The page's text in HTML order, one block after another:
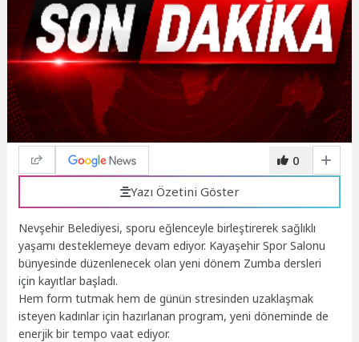
0
Yazı Özetini Göster
Nevşehir Belediyesi, sporu eğlenceyle birleştirerek sağlıklı
yaşamı desteklemeye devam ediyor. Kayaşehir Spor Salonu
bünyesinde düzenlenecek olan yeni dönem Zumba dersleri
için kayıtlar başladı.
Hem form tutmak hem de günün stresinden uzaklaşmak
isteyen kadınlar için hazırlanan program, yeni döneminde de
enerjik bir tempo vaat ediyor.